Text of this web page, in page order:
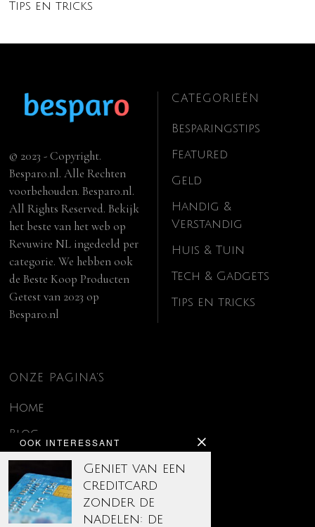
Tips en tricks
OOK INTERESSANT
Geniet van een
creditcard
zonder de
nadelen: de
© 2023 - Copyright.
Besparo.nl. Alle Rechten
voorbehouden. Besparo.nl.
All Rights Reserved. Bekijk
het beste van het web op
Revuwire NL ingedeeld per
categorie. We hebben ook
deBeste Koop Producten
Getest van 2023 op
Besparo.nl
CATEGORIEËN
Besparingstips
Featured
Geld
Handig &
Verstandig
Huis & Tuin
Tech & Gadgets
Tips en tricks
ONZE PAGINA’S
Home
Blog
Contact
Disclaimer
Over ons